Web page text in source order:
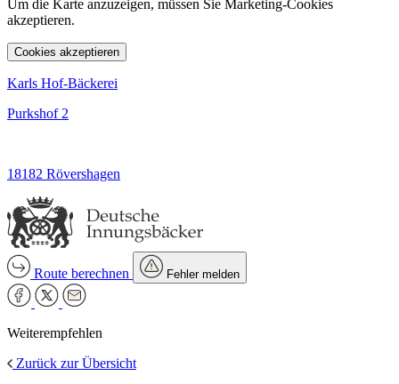
Um die Karte anzuzeigen, müssen Sie Marketing-Cookies
akzeptieren.
Cookies akzeptieren
Karls Hof-Bäckerei
Purkshof 2
18182 Rövershagen
Route berechnen Fehler melden
Weiterempfehlen
Zurück zur Übersicht